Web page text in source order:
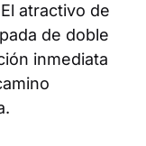
atractivo de
de doble
inmediata